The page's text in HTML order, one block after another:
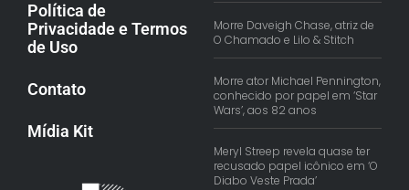
Política de
Privacidade e Termos
de Uso
Contato
Mídia Kit
Morre Daveigh Chase, atriz de
O Chamado e Lilo & Stitch
Morre ator Michael Pennington,
conhecido por papel em ‘Star
Wars’, aos 82 anos
Meryl Streep revela quase ter
recusado papel icônico em ‘O
Diabo Veste Prada’